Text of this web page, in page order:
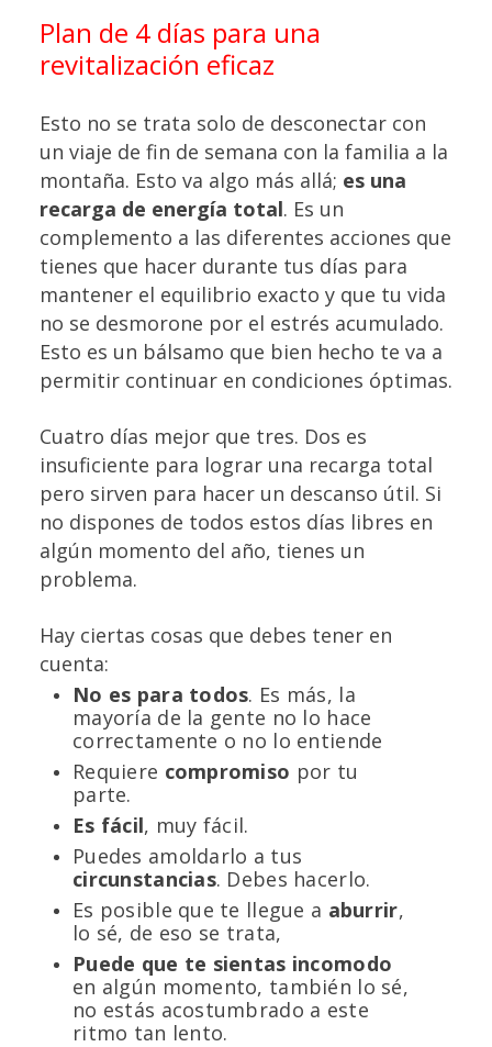
Plan de 4 días para una
revitalización eficaz
Esto no se trata solo de desconectar con
un viaje de fin de semana con la familia a la
montaña. Esto va algo más allá; es una
recarga de energía total. Es un
complemento a las diferentes acciones que
tienes que hacer durante tus días para
mantener el equilibrio exacto y que tu vida
no se desmorone por el estrés acumulado.
Esto es un bálsamo que bien hecho te va a
permitir continuar en condiciones óptimas.
Cuatro días mejor que tres. Dos es
insuficiente para lograr una recarga total
pero sirven para hacer un descanso útil. Si
no dispones de todos estos días libres en
algún momento del año, tienes un
problema.
Hay ciertas cosas que debes tener en
cuenta:
No es para todos. Es más, la
mayoría de la gente no lo hace
correctamente o no lo entiende
Requiere compromiso por tu
parte.
Es fácil, muy fácil.
Puedes amoldarlo a tus
circunstancias. Debes hacerlo.
Es posible que te llegue a aburrir,
lo sé, de eso se trata,
Puede que te sientas incomodo
en algún momento, también lo sé,
no estás acostumbrado a este
ritmo tan lento.